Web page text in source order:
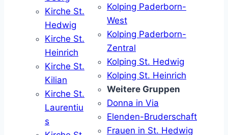
Kirche St.
Hedwig
Kirche St.
Heinrich
Kirche St.
Kilian
Kirche St.
Laurentiu
s
Kolping Paderborn-
West
Kolping Paderborn-
Zentral
Kolping St. Hedwig
Kolping St. Heinrich
Weitere Gruppen
Donna in Via
Elenden-Bruderschaft
Frauen in St. Hedwig